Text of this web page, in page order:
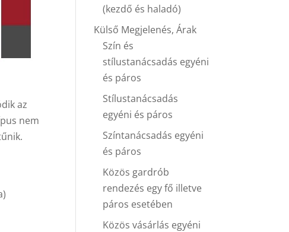
az
nem
(kezdő és haladó)
Külső Megjelenés, Árak
Szín és
stílustanácsadás egyéni
és páros
Stílustanácsadás
egyéni és páros
Színtanácsadás egyéni
és páros
Közös gardrób
rendezés egy fő illetve
páros esetében
Közös vásárlás egyéni